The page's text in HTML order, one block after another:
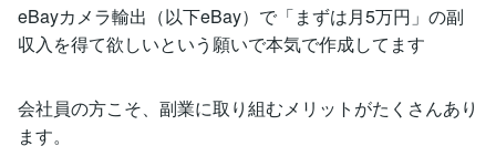
eBayカメラ輸出（以下eBay）で「まずは月5万円」の副
収入を得て欲しいという願いで本気で作成してます
会社員の方こそ、副業に取り組むメリットがたくさんあり
ます。